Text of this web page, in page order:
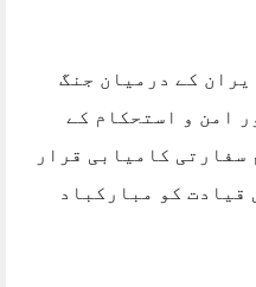
کے درمیان جنگ
امن و استحکام کے
سفارتی کامیابی قرار
قیادت کو مبارکباد